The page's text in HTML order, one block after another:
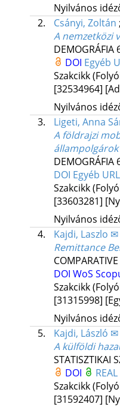
Nyilvános
2.
Csányi, Zoltán ;
A nemzetközi
DEMOGRÁFIA
DOI Egyéb
Szakcikk
[32534964]
Nyilvános
3.
Ligeti, Anna
A földrajzi
DEMOGRÁFIA
DOI Egyéb URL
Szakcikk
[33603281]
Nyilvános
4.
Kajdi, Laszlo ✉
Remittance
DOI WoS
Szakcikk
[31315998]
Nyilvános
5.
Kajdi, László ✉
A külföldi
STATISZTIKAI
DOI
REAL
Szakcikk
[31592407]